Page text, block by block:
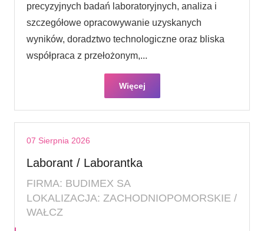
precyzyjnych badań laboratoryjnych, analiza i
szczegółowe opracowywanie uzyskanych
wyników, doradztwo technologiczne oraz bliska
współpraca z przełożonym,...
Więcej
07 Sierpnia 2026
Laborant / Laborantka
FIRMA: BUDIMEX SA
LOKALIZACJA: ZACHODNIOPOMORSKIE /
WAŁCZ